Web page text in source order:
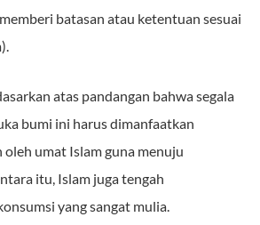
batasan atau ketentuan sesuai
atas pandangan bahwa segala
bumi ini harus dimanfaatkan
umat Islam guna menuju
itu, Islam juga tengah
yang sangat mulia.